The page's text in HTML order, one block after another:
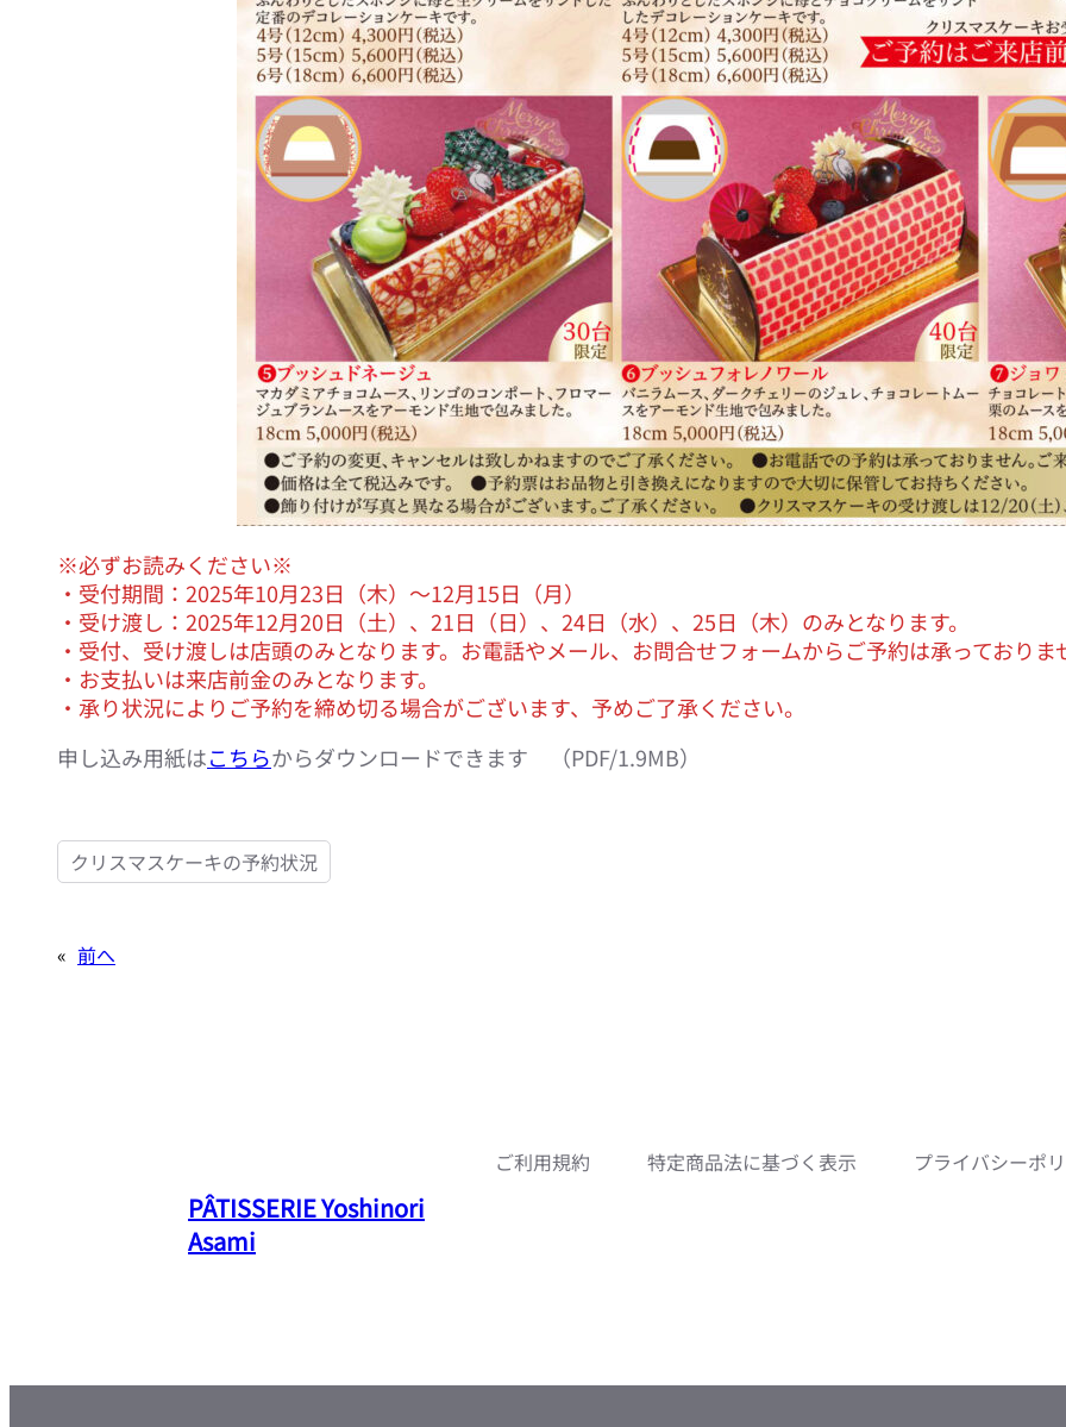
※必ずお読みください※
・受付期間：2025年10月23日（木）〜12月15日（月）
・受け渡し：2025年12月20日（土）、21日（日）、24日（水）、25日（木）のみとなります。
・受付、受け渡しは店頭のみとなります。お電話やメール、お問合せフォームからご予約は承っておりま
・お支払いは来店前金のみとなります。
・承り状況によりご予約を締め切る場合がございます、予めご了承ください。
申し込み用紙はこちらからダウンロードできます （PDF/1.9MB）
クリスマスケーキの予約状況
« 前へ
PÂTISSERIE Yoshinori
Asami
ご利用規約 特定商品法に基づく表示 プライバシーポ